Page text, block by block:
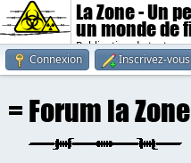
La Zone - Un
un monde de
Publication de textes
Connexion
Inscrivez-vous